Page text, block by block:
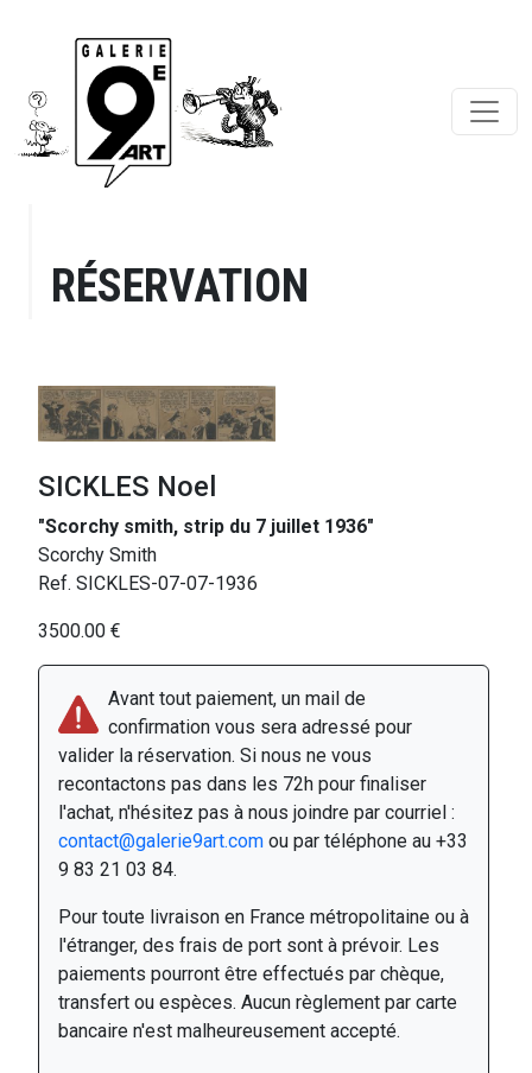
RÉSERVATION
SICKLES Noel
"Scorchy smith, strip du 7 juillet 1936"
Scorchy Smith
Ref. SICKLES-07-07-1936
3500.00 €
Avant tout paiement, un mail de
confirmation vous sera adressé pour
valider la réservation. Si nous ne vous
recontactons pas dans les 72h pour finaliser
l'achat, n'hésitez pas à nous joindre par courriel :
contact@galerie9art.com ou par téléphone au +33
9 83 21 03 84.
Pour toute livraison en France métropolitaine ou à
l'étranger, des frais de port sont à prévoir. Les
paiements pourront être effectués par chèque,
transfert ou espèces. Aucun règlement par carte
bancaire n'est malheureusement accepté.